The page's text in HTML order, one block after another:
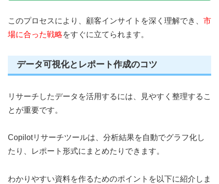
このプロセスにより、顧客インサイトを深く理解でき、 市
場に合った戦略をすぐに立てられます。
データ可視化とレポート作成のコツ
リサーチしたデータを活用するには、見やすく整理するこ
とが重要です。
Copilotリサーチツールは、分析結果を自動でグラフ化し
たり、レポート形式にまとめたりできます。
わかりやすい資料を作るためのポイントを以下に紹介しま